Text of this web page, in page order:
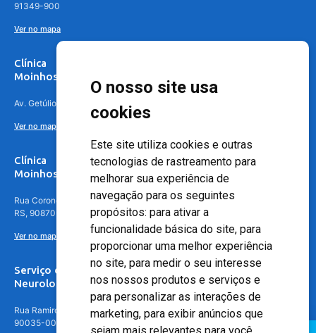
O nosso site usa
cookies
Este site utiliza cookies e outras
tecnologias de rastreamento para
melhorar sua experiência de
navegação para os seguintes
propósitos: para ativar a
funcionalidade básica do site, para
proporcionar uma melhor experiência
no site, para medir o seu interesse
nos nossos produtos e serviços e
para personalizar as interações de
marketing, para exibir anúncios que
91349-900
Ver no mapa
Clínica
Moinhos de Vento Canoas
Av. Getúlio Vargas, 4841 – Centro, Canoas – RS, 92010-010
Ver no mapa
Clínica
Moinhos de Vento - Teresópolis
Rua Coronel Aparício Borges, 250 - 3º andar - Teresópolis, Porto Alegre -
RS, 90870-016
Ver no mapa
Serviço de
Neurologia
Rua Ramiro Barcelos, 630 – 5º andar – Floresta, Porto Alegre – RS,
90035-001